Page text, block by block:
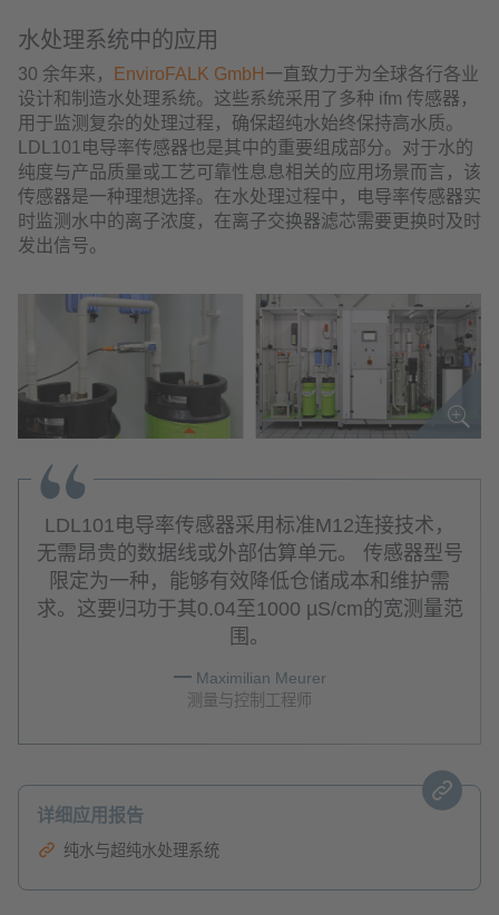
水处理系统中的应用
30 余年来， EnviroFALK GmbH 一直致力于为全球各行各业
设计和制造水处理系统。这些系统采用了多种 ifm 传感器，
用于监测复杂的处理过程，确保超纯水始终保持高水质。
LDL101电导率传感器也是其中的重要组成部分。对于水的
纯度与产品质量或工艺可靠性息息相关的应用场景而言，该
传感器是一种理想选择。在水处理过程中，电导率传感器实
时监测水中的离子浓度，在离子交换器滤芯需要更换时及时
发出信号。
LDL101电导率传感器采用标准M12连接技术，
无需昂贵的数据线或外部估算单元。 传感器型号
限定为一种，能够有效降低仓储成本和维护需
求。这要归功于其0.04至1000 µS/cm的宽测量范
围。
Maximilian Meurer
测量与控制工程师
详细应用报告
纯水与超纯水处理系统